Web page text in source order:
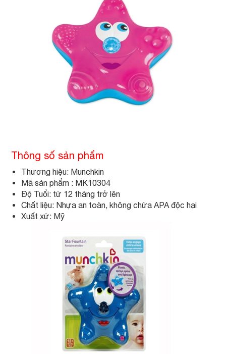
Thông số sản phẩm
Thương hiệu: Munchkin
Mã sản phẩm : MK10304
Độ Tuổi: từ 12 tháng trở lên
Chất liệu: Nhựa an toàn, không chứa APA độc hại
Xuất xứ: Mỹ